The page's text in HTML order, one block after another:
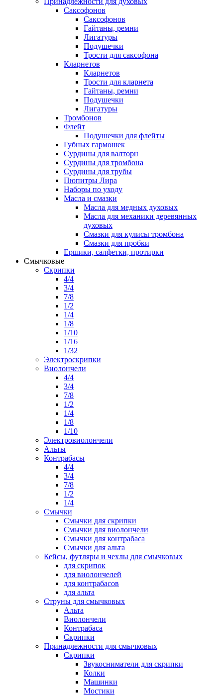
Саксофонов
Саксофонов
Гайтаны, ремни
Лигатуры
Подушечки
Трости для саксофона
Кларнетов
Кларнетов
Трости для кларнета
Гайтаны, ремни
Подушечки
Лигатуры
Тромбонов
Флейт
Подушечки для флейты
Губных гармошек
Сурдины для валторн
Сурдины для тромбона
Сурдины для трубы
Пюпитры Лира
Наборы по уходу
Масла и смазки
Масла для медных духовых
Масла для механики деревянных
духовых
Смазки для кулисы тромбона
Смазки для пробки
Ершики, салфетки, протирки
Смычковые
Скрипки
4/4
3/4
7/8
1/2
1/4
1/8
1/10
1/16
1/32
Электроскрипки
Виолончели
4/4
3/4
7/8
1/2
1/4
1/8
1/10
Электровиолончели
Альты
Контрабасы
4/4
3/4
7/8
1/2
1/4
Смычки
Смычки для скрипки
Смычки для виолончели
Смычки для контрабаса
Смычки для альта
Кейсы, футляры и чехлы для смычковых
для скрипок
для виолончелей
для контрабасов
для альта
Струны для смычковых
Альта
Виолончели
Контрабаса
Скрипки
Принадлежности для смычковых
Скрипки
Звукосниматели для скрипки
Колки
Машинки
Мостики